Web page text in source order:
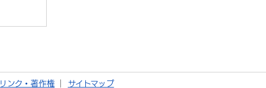
リンク・著作権 サイトマップ